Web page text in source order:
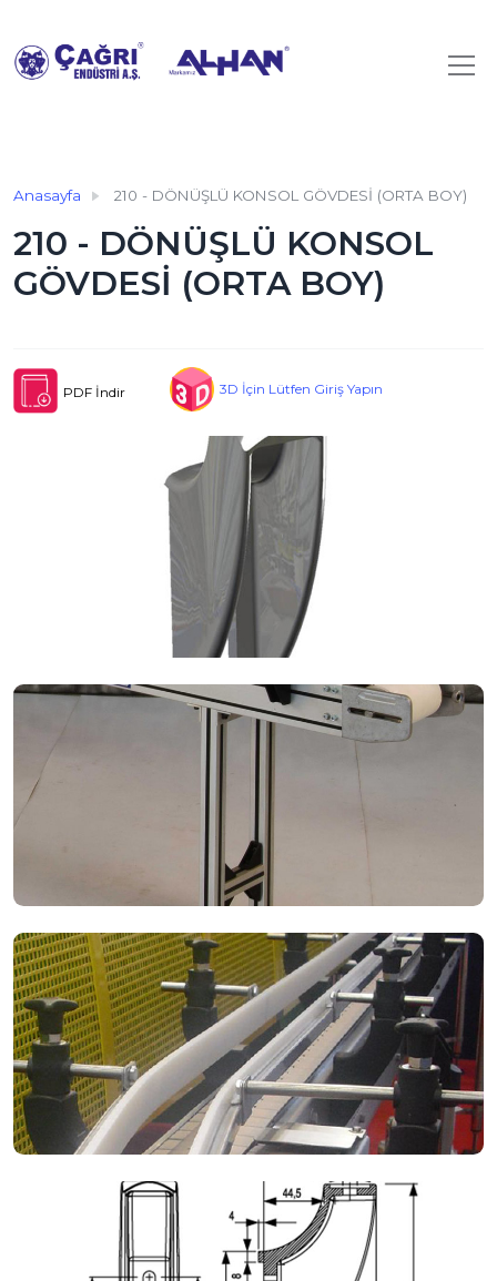
Anasayfa 210 - DÖNÜŞLÜ KONSOL GÖVDESİ (ORTA BOY)
210 - DÖNÜŞLÜ KONSOL
GÖVDESİ (ORTA BOY)
PDF İndir 3D İçin Lütfen Giriş Yapın